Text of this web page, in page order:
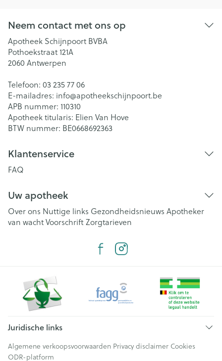
Neem contact met ons op
Apotheek Schijnpoort BVBA
Pothoekstraat 121A
2060 Antwerpen
Telefoon: 03 235 77 06
E-mailadres: info@apotheekschijnpoort.be
APB nummer: 110310
Apotheek titularis: Elien Van Hove
BTW nummer: BE0668692363
Klantenservice
FAQ
Uw apotheek
Over ons Nuttige links Gezondheidsnieuws Apotheker
van wachtVoorschriftZorgtarieven
Juridische links
Algemene verkoopsvoorwaarden Privacy disclaimer Cookies
ODR-platform